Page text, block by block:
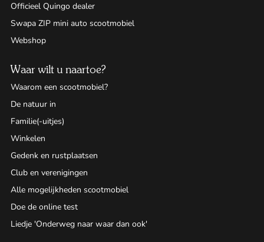
Officieel Quingo dealer
Swapa ZIP mini auto scootmobiel
Webshop
Waar wilt u naartoe?
Waarom een scootmobiel?
De natuur in
Familie(-uitjes)
Winkelen
Gedenk en rustplaatsen
Club en verenigingen
Alle mogelijkheden scootmobiel
Doe de online test
Liedje 'Onderweg naar waar dan ook'